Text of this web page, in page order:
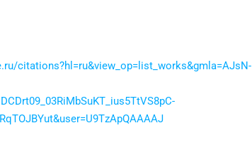
citations?hl=ru&view_op=list_works&gmla=AJsN-